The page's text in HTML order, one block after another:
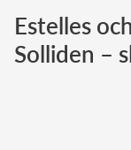
Estelles
Solliden –